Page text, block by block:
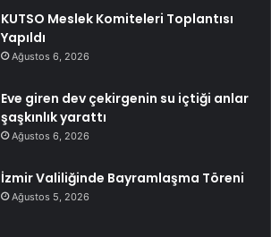
KUTSO Meslek Komiteleri Toplantısı
Yapıldı
Ağustos 6, 2026
Eve giren dev çekirgenin su içtiği anlar
şaşkınlık yarattı
Ağustos 6, 2026
İzmir Valiliğinde Bayramlaşma Töreni
Ağustos 5, 2026